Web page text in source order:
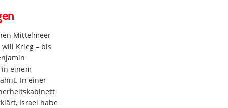
Mittelmeer
Krieg – bis
einem
In einer
Israel habe